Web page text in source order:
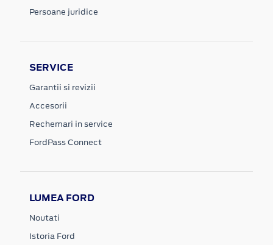
Persoane juridice
SERVICE
Garantii si revizii
Accesorii
Rechemari in service
FordPass Connect
LUMEA FORD
Noutati
Istoria Ford